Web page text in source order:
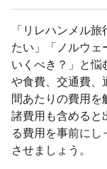
「リレハンメル
たい」「ノルウェ
いくべき？」と悩
や食費、交通費、
間あたりの費用を
諸費用も含めると
る費用を事前に
させましょう。